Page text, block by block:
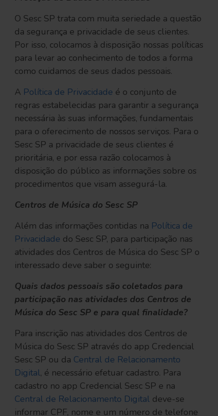
O Sesc SP trata com muita seriedade a questão
da segurança e privacidade de seus clientes.
Por isso, colocamos à disposição nossas políticas
para levar ao conhecimento de todos a forma
como cuidamos de seus dados pessoais.
A Política de Privacidade é o conjunto de
regras estabelecidas para garantir a segurança
necessária às suas informações, fundamentais
para o oferecimento de nossos serviços. Para o
Sesc SP a privacidade de seus clientes é
prioritária, e por essa razão colocamos à
disposição do público as informações sobre os
procedimentos que visam assegurá-la.
Centros de Música do Sesc SP
Além das informações contidas na Política de
Privacidade do Sesc SP, para participação nas
atividades dos Centros de Música do Sesc SP o
interessado deve saber o seguinte:
Quais dados pessoais são coletados para
participação nas atividades dos Centros de
Música do Sesc SP e para qual finalidade?
Para inscrição nas atividades dos Centros de
Música do Sesc SP através do app Credencial
Sesc SP ou da Central de Relacionamento
Digital, é necessário efetuar cadastro. Para
cadastro no app Credencial Sesc SP e na
Central de Relacionamento Digital deve-se
informar CPF, nome e um número de telefone